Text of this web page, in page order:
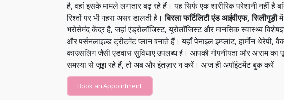
है, वहां इसके मामले लगातार बढ़ रहे हैं। यह सिर्फ एक शारीरिक परेशानी नहीं है
रिश्तों पर भी गहरा असर डालती है।बिरला फर्टिलिटी एंड आईवीएफ, सिलीगुड़ी
भरोसेमंद केंद्र है, जहां एंड्रोलॉजिस्ट, यूरोलॉजिस्ट और मानसिक स्वास्थ्य
और पर्सनलाइज़्ड ट्रीटमेंट प्लान बनाते हैं। यहाँ पेनाइल इम्प्लांट, हार्मोन
काउंसलिंग जैसी एडवांस सुविधाएं उपलब्ध हैं। आपकी गोपनीयता और आराम का
समस्या से जूझ रहे हैं, तो अब और इंतज़ार न करें। आज ही अपॉइंटमेंट बुक करें
Book an Appointment